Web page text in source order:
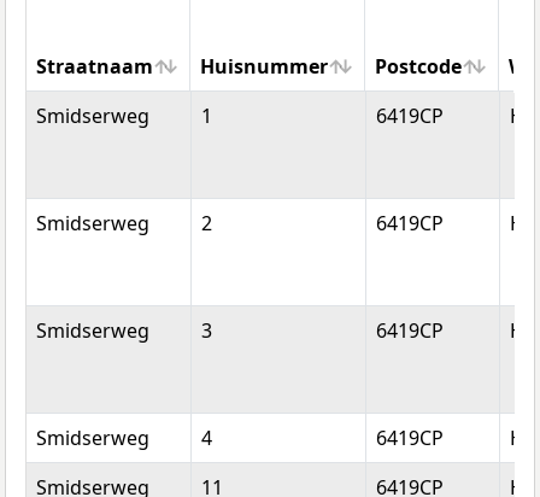
Straatnaam Huisnummer Postcode
Straatnaam
Huisnummer Postcode
Smidserweg 1 6419CP
Smidserweg 2 6419CP
Smidserweg 3 6419CP
Smidserweg 4 6419CP
Smidserweg
11 6419CP